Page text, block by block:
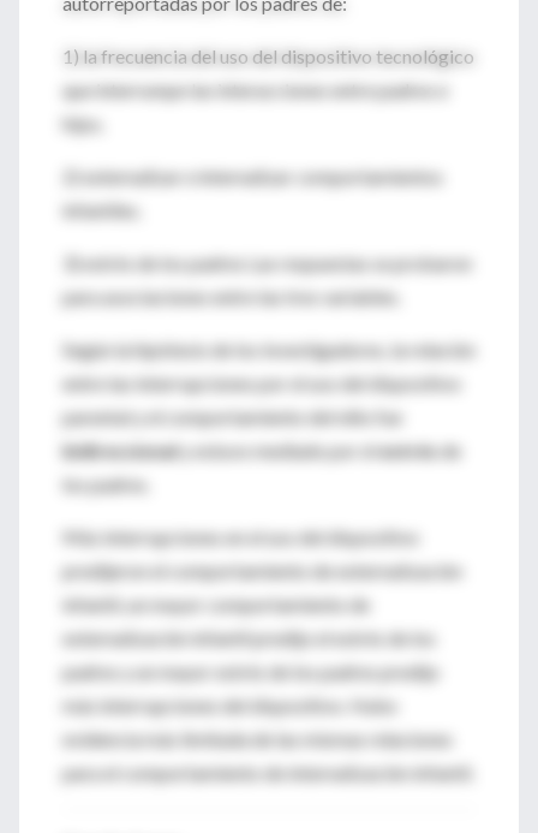
1) la frecuencia del uso del dispositivo tecnológico
que interrumpe las interacciones entre padres e
hijos.
2) externalizar e internalizar comportamientos
infantiles.
3) estrés de los padres Las respuestas se probaron
para asociaciones entre las tres variables.
Según la hipótesis de los investigadores, la relación
entre las interrupciones por el uso del dispositivo
parental y el comportamiento del niño fue
bidireccionaly estuvo mediado por elestrésde
los padres.
Más interrupciones en el uso del dispositivo
predijeron el comportamiento de externalización
infantil, un mayor comportamiento de
externalización infantil predijo el estrés de los
padres y un mayor estrés de los padres predijo
más interrupciones del dispositivo. Hubo
evidencia más limitada de las mismas relaciones
para el comportamiento de internalización infantil.